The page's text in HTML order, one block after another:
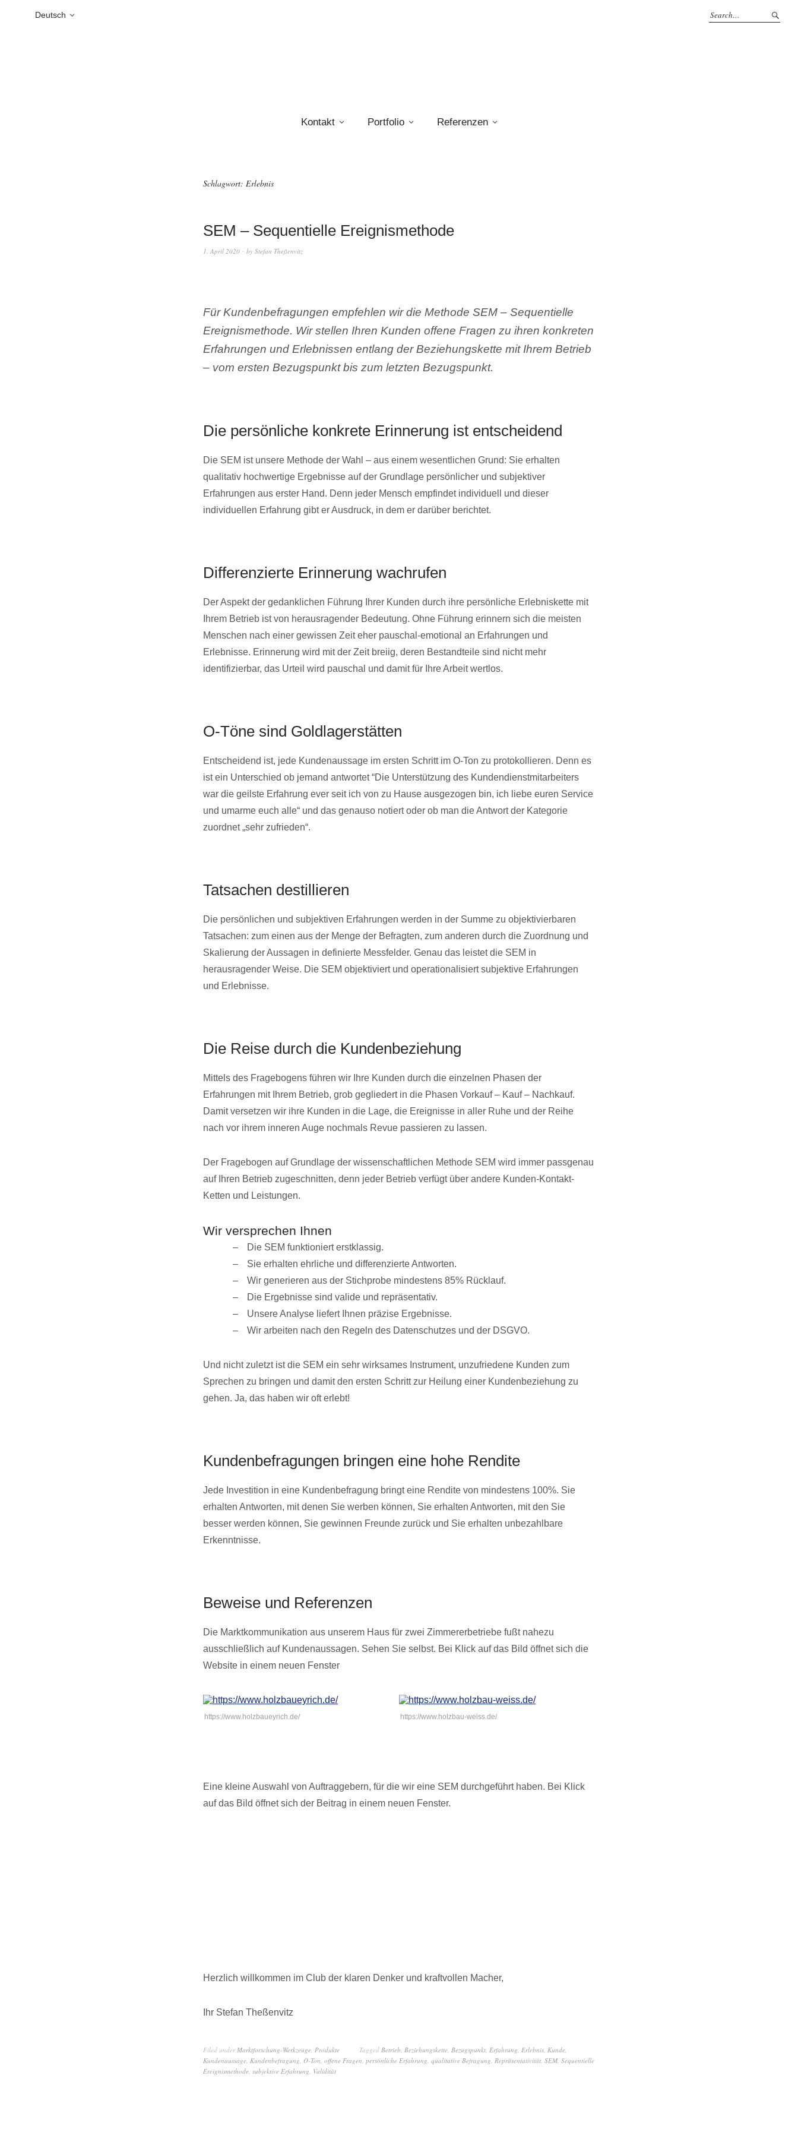
Deutsch
Kontakt Portfolio Referenzen
Schlagwort: Erlebnis
SEM – Sequentielle Ereignismethode
1. April 2020 by Stefan Theßenvitz
Für Kundenbefragungen empfehlen wir die Methode SEM – Sequentielle
Ereignismethode. Wir stellen Ihren Kunden offene Fragen zu ihren konkreten
Erfahrungen und Erlebnissen entlang der Beziehungskette mit Ihrem Betrieb
– vom ersten Bezugspunkt bis zum letzten Bezugspunkt.
Die persönliche konkrete Erinnerung ist entscheidend
Die SEM ist unsere Methode der Wahl – aus einem wesentlichen Grund: Sie erhalten
qualitativ hochwertige Ergebnisse auf der Grundlage persönlicher und subjektiver
Erfahrungen aus erster Hand. Denn jeder Mensch empfindet individuell und dieser
individuellen Erfahrung gibt er Ausdruck, in dem er darüber berichtet.
Differenzierte Erinnerung wachrufen
Der Aspekt der gedanklichen Führung Ihrer Kunden durch ihre persönliche Erlebniskette mit
Ihrem Betrieb ist von herausragender Bedeutung. Ohne Führung erinnern sich die meisten
Menschen nach einer gewissen Zeit eher pauschal-emotional an Erfahrungen und
Erlebnisse. Erinnerung wird mit der Zeit breiig, deren Bestandteile sind nicht mehr
identifizierbar, das Urteil wird pauschal und damit für Ihre Arbeit wertlos.
O-Töne sind Goldlagerstätten
Entscheidend ist, jede Kundenaussage im ersten Schritt im O-Ton zu protokollieren. Denn es
ist ein Unterschied ob jemand antwortet “Die Unterstützung des Kundendienstmitarbeiters
war die geilste Erfahrung ever seit ich von zu Hause ausgezogen bin, ich liebe euren Service
und umarme euch alle“ und das genauso notiert oder ob man die Antwort der Kategorie
zuordnet „sehr zufrieden“.
Tatsachen destillieren
Die persönlichen und subjektiven Erfahrungen werden in der Summe zu objektivierbaren
Tatsachen: zum einen aus der Menge der Befragten, zum anderen durch die Zuordnung und
Skalierung der Aussagen in definierte Messfelder. Genau das leistet die SEM in
herausragender Weise. Die SEM objektiviert und operationalisiert subjektive Erfahrungen
und Erlebnisse.
Die Reise durch die Kundenbeziehung
Mittels des Fragebogens führen wir Ihre Kunden durch die einzelnen Phasen der
Erfahrungen mit Ihrem Betrieb, grob gegliedert in die Phasen Vorkauf – Kauf – Nachkauf.
Damit versetzen wir ihre Kunden in die Lage, die Ereignisse in aller Ruhe und der Reihe
nach vor ihrem inneren Auge nochmals Revue passieren zu lassen.
Der Fragebogen auf Grundlage der wissenschaftlichen Methode SEM wird immer passgenau
auf Ihren Betrieb zugeschnitten, denn jeder Betrieb verfügt über andere Kunden-Kontakt-
Ketten und Leistungen.
Wir versprechen Ihnen
Die SEM funktioniert erstklassig.
Sie erhalten ehrliche und differenzierte Antworten.
Wir generieren aus der Stichprobe mindestens 85% Rücklauf.
Die Ergebnisse sind valide und repräsentativ.
Unsere Analyse liefert Ihnen präzise Ergebnisse.
Wir arbeiten nach den Regeln des Datenschutzes und der DSGVO.
Und nicht zuletzt ist die SEM ein sehr wirksames Instrument, unzufriedene Kunden zum
Sprechen zu bringen und damit den ersten Schritt zur Heilung einer Kundenbeziehung zu
gehen. Ja, das haben wir oft erlebt!
Kundenbefragungen bringen eine hohe Rendite
Jede Investition in eine Kundenbefragung bringt eine Rendite von mindestens 100%. Sie
erhalten Antworten, mit denen Sie werben können, Sie erhalten Antworten, mit den Sie
besser werden können, Sie gewinnen Freunde zurück und Sie erhalten unbezahlbare
Erkenntnisse.
Beweise und Referenzen
Die Marktkommunikation aus unserem Haus für zwei Zimmererbetriebe fußt nahezu
ausschließlich auf Kundenaussagen. Sehen Sie selbst. Bei Klick auf das Bild öffnet sich die
Website in einem neuen Fenster
https://www.holzbaueyrich.de/ https://www.holzbau-weiss.de/
Eine kleine Auswahl von Auftraggebern, für die wir eine SEM durchgeführt haben. Bei Klick
auf das Bild öffnet sich der Beitrag in einem neuen Fenster.
Herzlich willkommen im Club der klaren Denker und kraftvollen Macher,
Ihr Stefan Theßenvitz
Filed underMarktforschung-Werkzeuge, Produkte Tagged Betrieb, Beziehungskette, Bezugspunkt, Erfahrung, Erlebnis, Kunde,
Kundenaussage, Kundenbefragung, O-Ton, offene Fragen, persönliche Erfahrung, qualitative Befragung, Repräsentativität, SEM, Sequentielle
Ereignismethode, subjektive Erfahrung, Validität